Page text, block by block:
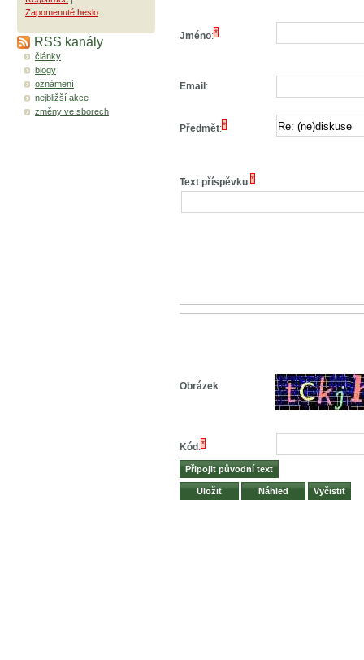
Zapomenuté heslo
RSS kanály
články
blogy
oznámení
nejbližší akce
změny ve sborech
Jméno:*
Email :
Předmět:*
Text příspěvku:*
Obrázek:
Kód :*